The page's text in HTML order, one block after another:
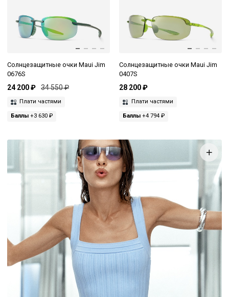
Солнцезащитные очки Maui Jim
0676S
24 200 ₽ 34 550 ₽
Плати частями
Баллы +3 630 ₽
Солнцезащитные очки Maui Jim
0407S
28 200 ₽
Плати частями
Баллы+4 794 ₽